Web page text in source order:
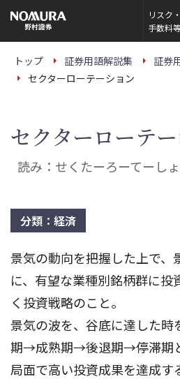
の
ー
リスク・
手数料
トップ 証券用語解説集
証券
セクターローテーション
セクターローテ
読み：せくたーろーてーし
分類：経済
景気の動向を把握した上で、
に、有望な業種別銘柄群に投
く投資戦略のこと。
景気の波を、谷底に達した時
期→成熟期→後退期→停滞期
局面で高い投資成果を達成す